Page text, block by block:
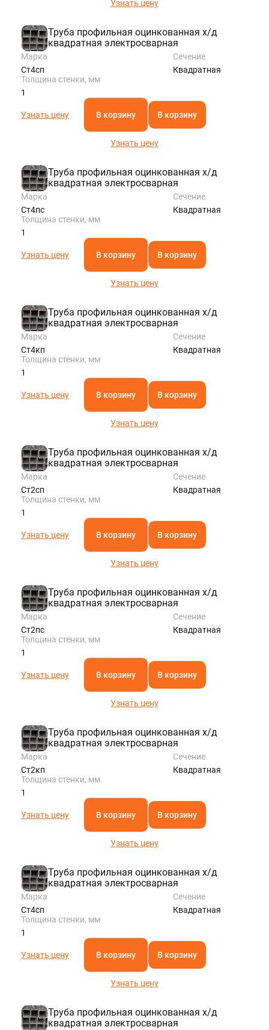
Узнать цену
Труба профильная оцинкованная х/д
квадратная электросварная
Марка
Ст4сп
Сечение
Квадратная
Толщина стенки, мм
1
Узнать цену В корзину В корзину
Узнать цену
Труба профильная оцинкованная х/д
квадратная электросварная
Марка
Ст4пс
Сечение
Квадратная
Толщина стенки, мм
1
Узнать цену В корзину В корзину
Узнать цену
Труба профильная оцинкованная х/д
квадратная электросварная
Марка
Ст4кп
Сечение
Квадратная
Толщина стенки, мм
1
Узнать цену В корзину В корзину
Узнать цену
Труба профильная оцинкованная х/д
квадратная электросварная
Марка
Ст2сп
Сечение
Квадратная
Толщина стенки, мм
1
Узнать цену В корзину В корзину
Узнать цену
Труба профильная оцинкованная х/д
квадратная электросварная
Марка
Ст2пс
Сечение
Квадратная
Толщина стенки, мм
1
Узнать цену В корзину В корзину
Узнать цену
Труба профильная оцинкованная х/д
квадратная электросварная
Марка
Ст2кп
Сечение
Квадратная
Толщина стенки, мм
1
Узнать цену В корзину В корзину
Узнать цену
Труба профильная оцинкованная х/д
квадратная электросварная
Марка
Ст4сп
Сечение
Квадратная
Толщина стенки, мм
1
Узнать цену В корзину В корзину
Узнать цену
Труба профильная оцинкованная х/д
квадратная электросварная